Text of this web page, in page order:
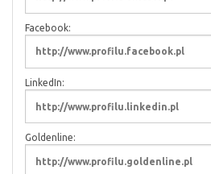
Facebook:
LinkedIn:
Goldenline: